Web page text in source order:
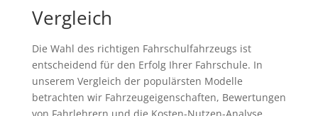
Vergleich
Die Wahl des richtigen Fahrschulfahrzeugs ist
entscheidend für den Erfolg Ihrer Fahrschule. In
unserem Vergleich der populärsten Modelle
betrachten wir Fahrzeugeigenschaften, Bewertungen